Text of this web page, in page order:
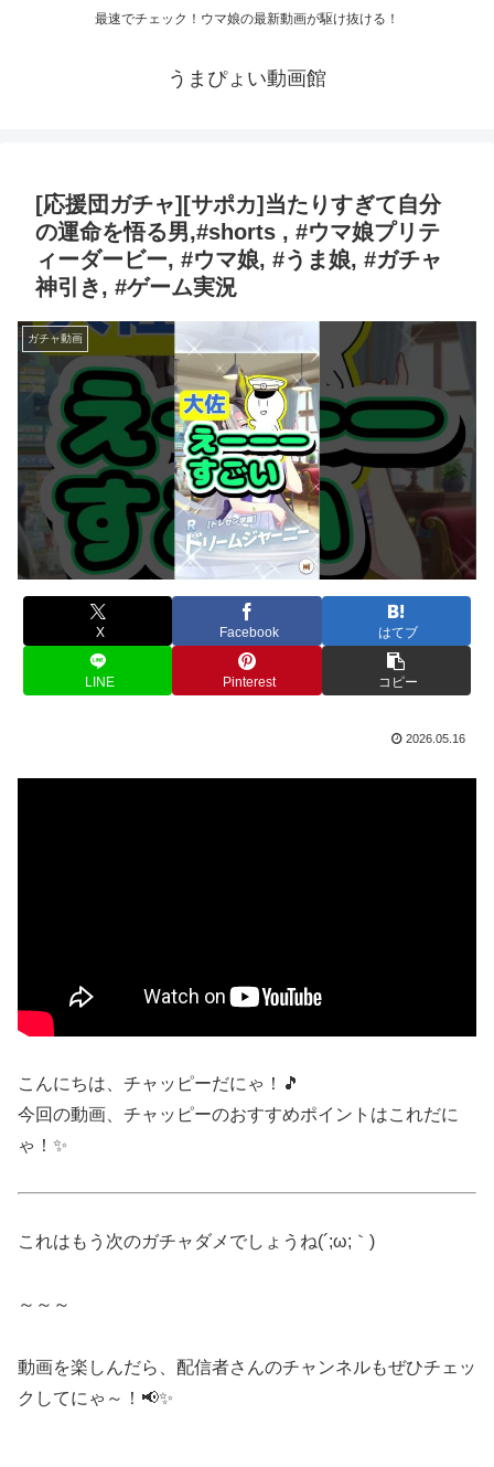
最速でチェック！ウマ娘の最新動画が駆け抜ける！
うまぴょい動画館
[応援団ガチャ][サポカ]当たりすぎて自分
の運命を悟る男,#shorts , #ウマ娘プリテ
ィーダービー, #ウマ娘, #うま娘, #ガチャ
神引き, #ゲーム実況
ガチャ動画
X Facebook はてブ
LINE Pinterest コピー
2026.05.16
こんにちは、チャッピーだにゃ！🎵
今回の動画、チャッピーのおすすめポイントはこれだに
ゃ！✨
これはもう次のガチャダメでしょうね(´;ω;｀)
～～～
動画を楽しんだら、配信者さんのチャンネルもぜひチェッ
クしてにゃ～！📢✨